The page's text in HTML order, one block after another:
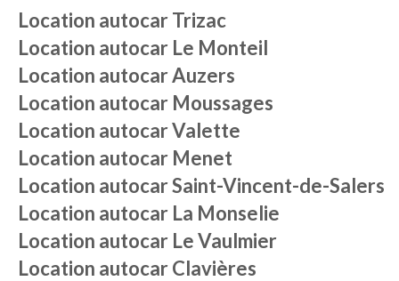
Location autocarTrizac
Location autocar Le Monteil
Location autocarAuzers
Location autocar Moussages
Location autocarValette
Location autocar Menet
Location autocarSaint-Vincent-de-Salers
Location autocar La Monselie
Location autocar Le Vaulmier
Location autocarClavières